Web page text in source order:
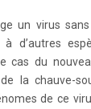
un virus
d’autres
cas du
la chauve-
de ce